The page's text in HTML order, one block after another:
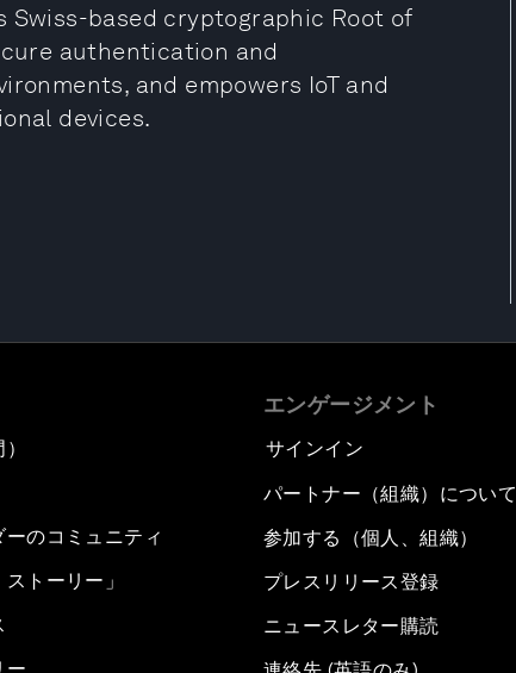
Swiss-based cryptographic Root of
authentication and
and empowers IoT and
devices.
のコミュニティ
トーリー」
エンゲージメント
サインイン
パートナー（組織）について
参加する（個人、組織）
プレスリリース登録
ニュースレター購読